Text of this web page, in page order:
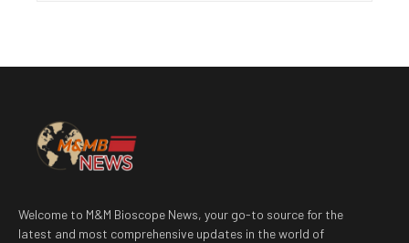
Welcome to M&M Bioscope News, your go-to source for the
latest and most comprehensive updates in the world of